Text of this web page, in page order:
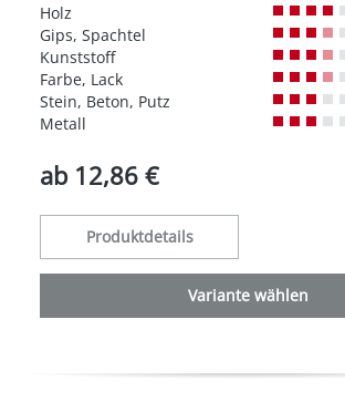
Holz
Gips, Spachtel
Kunststoff
Farbe, Lack
Stein, Beton, Putz
Metall
ab 12,86 €
Produktdetails
Variante wählen